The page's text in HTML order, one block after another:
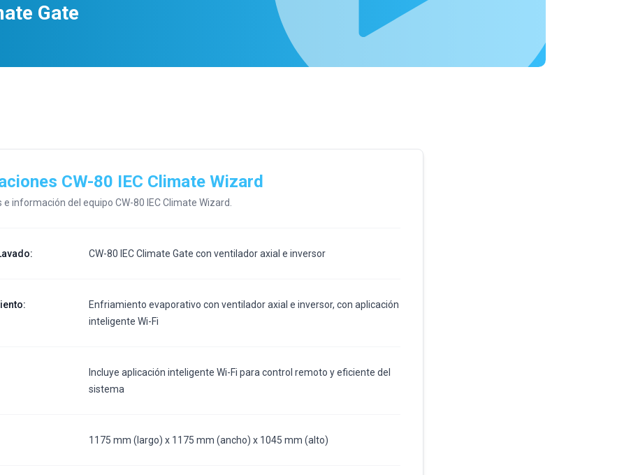
Gate
CW-80 IEC Climate Wizard
e información del equipo CW-80 IEC Climate Wizard
: CW-80 IEC Climate Gate con ventilador axial e inversor
:
Enfriamiento evaporativo con ventilador axial e inversor, con aplicación
inteligente Wi-Fi
Incluye aplicación inteligente Wi-Fi para control remoto y eficiente del
sistema
1175 mm (largo) x 1175 mm (ancho) x 1045 mm (alto)